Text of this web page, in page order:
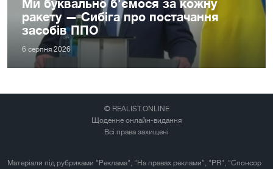
Ми буквально б’ємося за кожну
ракету — Сибіга про постачання
засобів ППО
6 серпня 2026
© REALIST.ONLINE
Щоденне онлайн-видання
Всі права захищені
Матеріали під рубриками "Реклама", "На правах реклами", "PR", "Спонсор